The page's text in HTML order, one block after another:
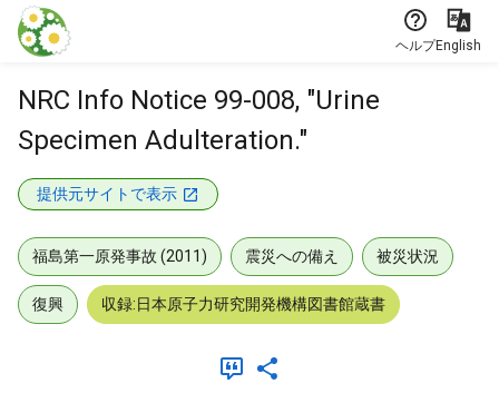
本文に飛ぶ
ヘルプEnglish
NRC Info Notice 99-008, "Urine
Specimen Adulteration."
提供元サイトで表示
福島第一原発事故 (2011) 震災への備え 被災状況
復興 収録:日本原子力研究開発機構図書館蔵書